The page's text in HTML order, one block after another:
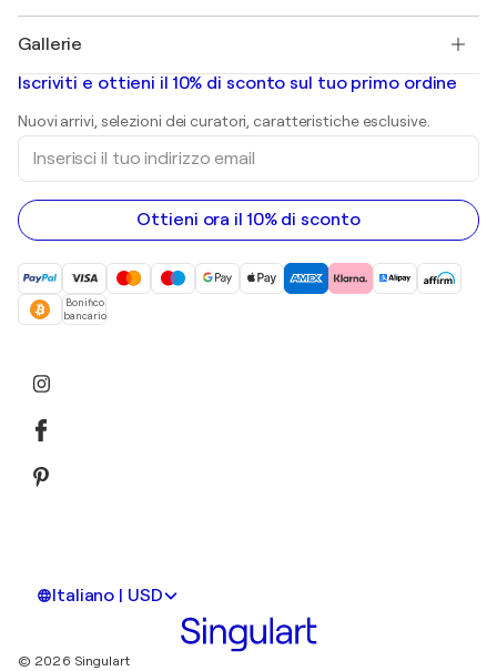
Banksy
Mr. Brainwash
Shepard Fairey
Quadri astratti in vendita
Dipinti di paesaggi
sculture
Dipinti acrilici
Gallerie
Gallerie d’arte in Italia
Iscriviti e ottieni il 10% di sconto sul tuo primo ordine
Nuovi arrivi, selezioni dei curatori, caratteristiche esclusive.
Inserisci
tuo
indirizzo
email
Ottieni ora il 10% di sconto
Bonifico
bancario
Italiano | USD
© 2026 Singulart